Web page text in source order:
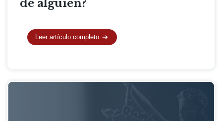
de alguien?
Leer artículo completo